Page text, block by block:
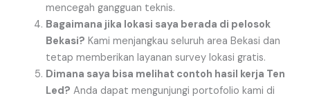
mencegah gangguan teknis.
Bagaimana jika lokasi saya berada di pelosok
Bekasi? Kami menjangkau seluruh area Bekasi dan
tetap memberikan layanan survey lokasi gratis.
Dimana saya bisa melihat contoh hasil kerja Ten
Led? Anda dapat mengunjungi portofolio kami di